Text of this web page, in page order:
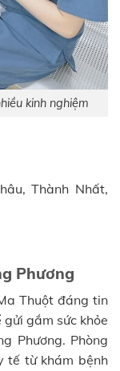
kinh nghiệm
Thành Nhất,
Phương
Thuột đáng tin
gắm sức khỏe
Phương. Phòng
tế từ khám bệnh